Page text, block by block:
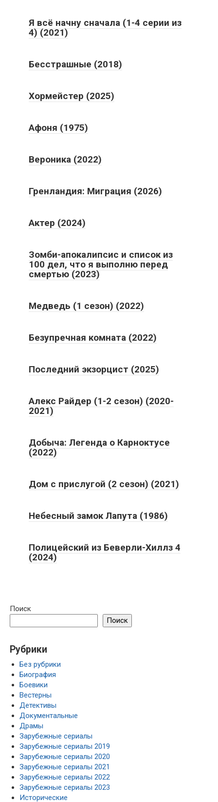
Я всё начну сначала (1-4 серии из
4) (2021)
Бесстрашные (2018)
Хормейстер (2025)
Афоня (1975)
Вероника (2022)
Гренландия: Миграция (2026)
Актер (2024)
Зомби-апокалипсис и список из
100 дел, что я выполню перед
смертью (2023)
Медведь (1 сезон) (2022)
Безупречная комната (2022)
Последний экзорцист (2025)
Алекс Райдер (1-2 сезон) (2020-
2021)
Добыча: Легенда о Карноктусе
(2022)
Дом с прислугой (2 сезон) (2021)
Небесный замок Лапута (1986)
Полицейский из Беверли-Хиллз 4
(2024)
Поиск
Поиск
Рубрики
Без рубрики
Биография
Боевики
Вестерны
Детективы
Документальные
Драмы
Зарубежные сериалы
Зарубежные сериалы 2019
Зарубежные сериалы 2020
Зарубежные сериалы 2021
Зарубежные сериалы 2022
Зарубежные сериалы 2023
Исторические